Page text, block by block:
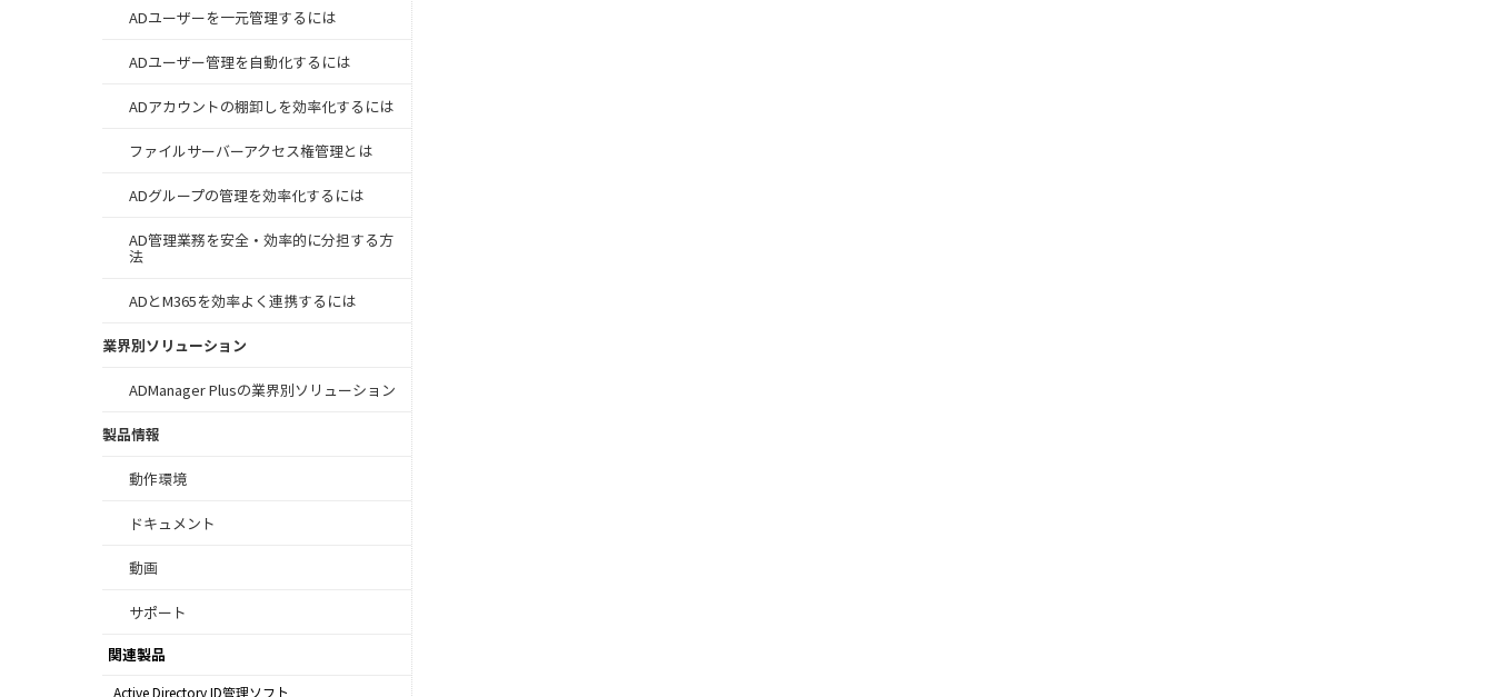
ADユーザーを一元管理するには
ADユーザー管理を自動化するには
ADアカウントの棚卸しを効率化するには
ファイルサーバーアクセス権管理とは
ADグループの管理を効率化するには
AD管理業務を安全・効率的に分担する方
法
ADとM365を効率よく連携するには
業界別ソリューション
ADManager Plusの業界別ソリューション
製品情報
動作環境
ドキュメント
動画
サポート
関連製品
Active Directory ID管理ソフト